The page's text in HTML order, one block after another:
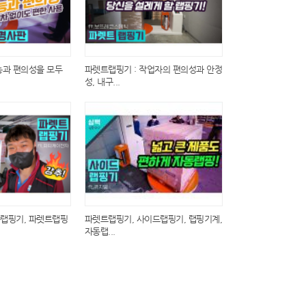
편의성을 모두
파렛트랩핑기 : 작업자의 편의성과 안정
성, 내구...
핑기, 파렛트랩핑
파렛트랩핑기, 사이드랩핑기, 랩핑기계,
자동랩...